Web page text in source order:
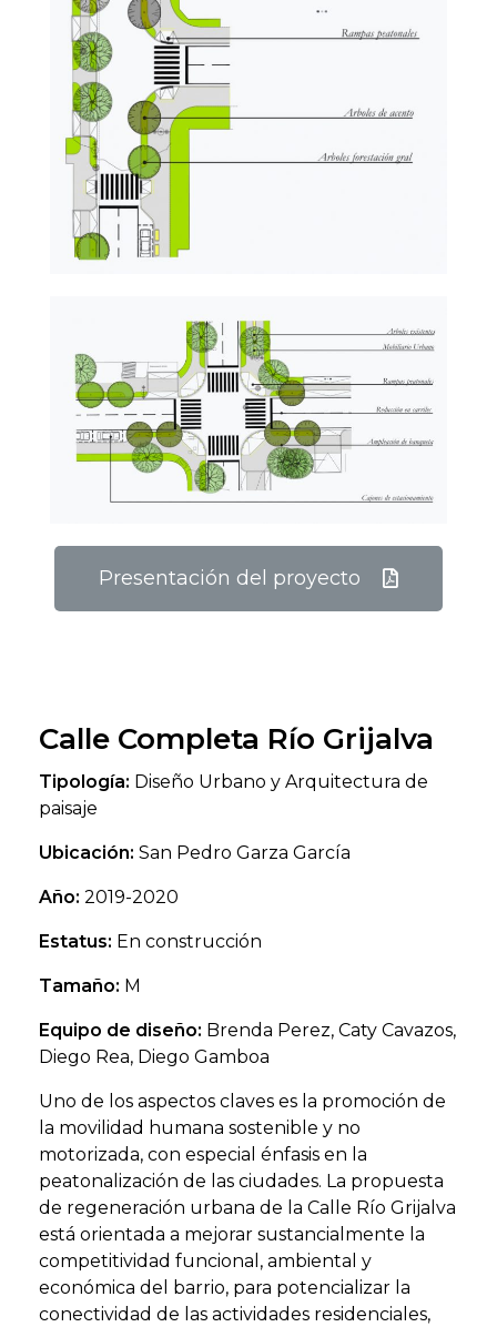
Presentación del proyecto
Calle Completa Río Grijalva
Tipología: Diseño Urbano y Arquitectura de
paisaje
Ubicación: San Pedro Garza García
Año: 2019-2020
Estatus: En construcción
Tamaño: M
Equipo de diseño: Brenda Perez, Caty Cavazos,
Diego Rea, Diego Gamboa
Uno de los aspectos claves es la promoción de
la movilidad humana sostenible y no
motorizada, con especial énfasis en la
peatonalización de las ciudades. La propuesta
de regeneración urbana de la Calle Río Grijalva
está orientada a mejorar sustancialmente la
competitividad funcional, ambiental y
económica del barrio, para potencializar la
conectividad de las actividades residenciales,